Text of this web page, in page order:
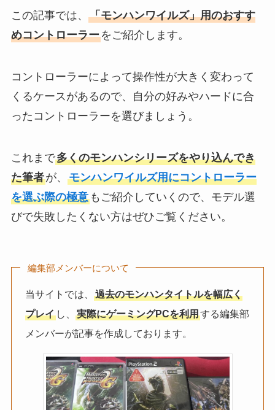
この記事では、 「モンハンワイルズ」用のおすす
めコントローラーをご紹介します。
コントローラーによって操作性が大きく変わって
くるケースがあるので、自分の好みやハードに合
ったコントローラーを選びましょう。
これまで多くのモンハンシリーズをやり込んでき
た筆者が、 モンハンワイルズ用にコントローラー
を選ぶ際の極意もご紹介していくので、モデル選
びで失敗したくない方はぜひご覧ください。
編集部メンバーについて
当サイトでは、過去のモンハンタイトルを幅広く
プレイ し、実際にゲーミングPCを利用する編集部
メンバーが記事を作成しております。